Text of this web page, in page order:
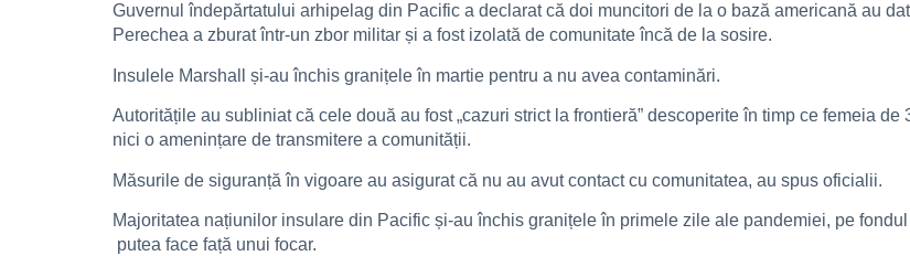
Guvernul îndepărtatului arhipelag din Pacific a declarat că doi muncitori de la o bază americană au
Perechea a zburat într-un zbor militar și a fost izolată de comunitate încă de la sosire.
Insulele Marshall și-au închis granițele în martie pentru a nu avea contaminări.
Autoritățile au subliniat că cele două au fost „cazuri strict la frontieră” descoperite în timp ce femeia
nici o amenințare de transmitere a comunității.
Măsurile de siguranță în vigoare au asigurat că nu au avut contact cu comunitatea, au spus oficialii.
Majoritatea națiunilor insulare din Pacific și-au închis granițele în primele zile ale pandemiei, pe
putea face față unui focar.